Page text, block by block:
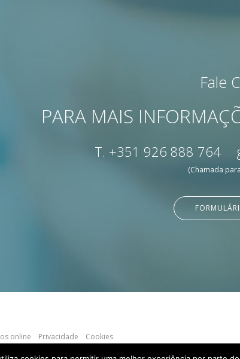
Fale
PARA MAIS
T. +351 926 888 764
(Chamada
online Privacidade
Cookies